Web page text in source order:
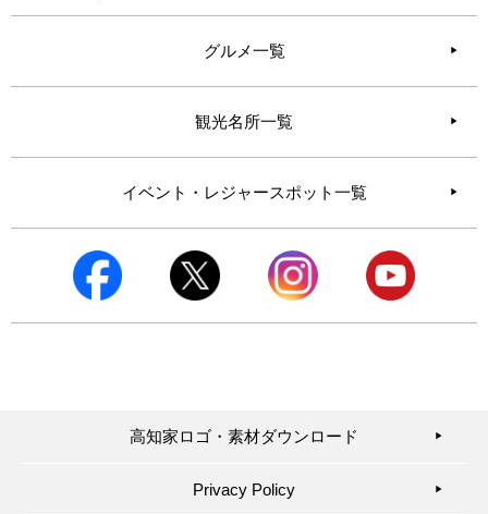
グルメ一覧
観光名所一覧
イベント・レジャースポット一覧
高知家ロゴ・素材ダウンロード ▶︎
Privacy Policy ▶︎